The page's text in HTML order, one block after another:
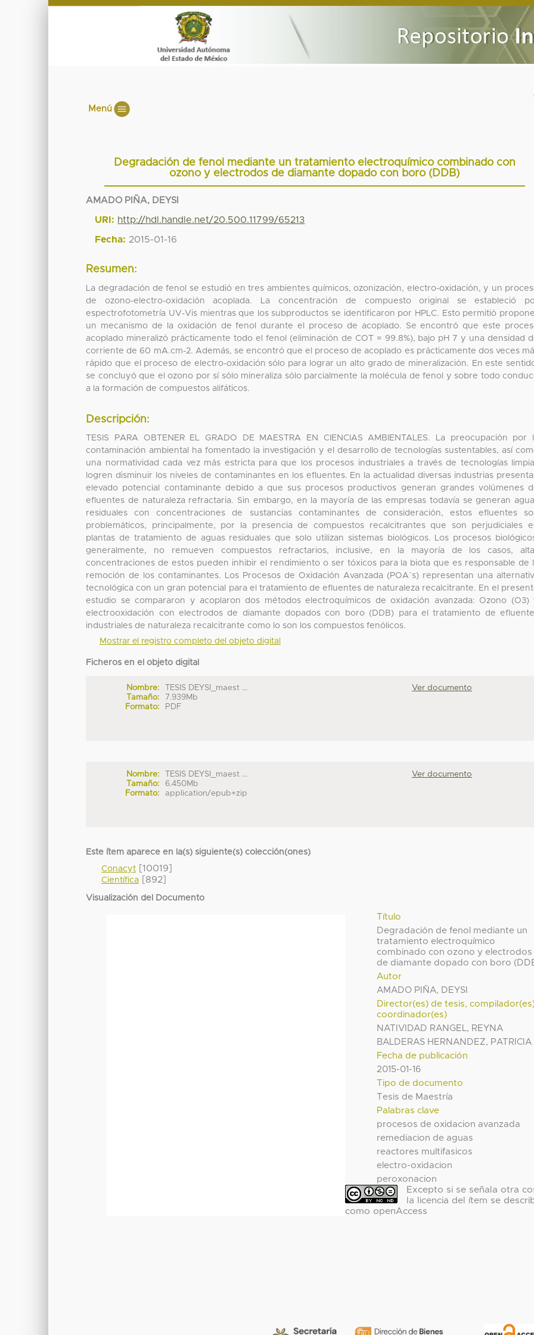
Menú
Degradación de fenol mediante un tratamiento electroquímico combinado con
ozono y electrodos de diamante dopado con boro (DDB)
AMADO PIÑA, DEYSI
URI: http://hdl.handle.net/20.500.11799/65213
Fecha: 2015-01-16
Resumen:
La degradación de fenol se estudió en tres ambientes químicos, ozonización, electro-oxidación, y un
de ozono-electro-oxidación acoplada. La concentración de compuesto original se estableció
espectrofotometría UV-Vis mientras que los subproductos se identificaron por HPLC. Esto permitió
un mecanismo de la oxidación de fenol durante el proceso de acoplado. Se encontró que este
acoplado mineralizó prácticamente todo el fenol (eliminación de COT = 99.8%), bajo pH 7 y una densidad
corriente de 60 mA.cm-2. Además, se encontró que el proceso de acoplado es prácticamente dos veces
rápido que el proceso de electro-oxidación sólo para lograr un alto grado de mineralización. En este
se concluyó que el ozono por sí sólo mineraliza sólo parcialmente la molécula de fenol y sobre todo
a la formación de compuestos alifáticos.
Descripción:
TESIS PARA OBTENER EL GRADO DE MAESTRA EN CIENCIAS AMBIENTALES. La preocupación por
contaminación ambiental ha fomentado la investigación y el desarrollo de tecnologías sustentables, así
una normatividad cada vez más estricta para que los procesos industriales a través de tecnologías
logren disminuir los niveles de contaminantes en los efluentes. En la actualidad diversas industrias
elevado potencial contaminante debido a que sus procesos productivos generan grandes volúmenes
efluentes de naturaleza refractaria. Sin embargo, en la mayoría de las empresas todavía se generan
residuales con concentraciones de sustancias contaminantes de consideración, estos efluentes
problemáticos, principalmente, por la presencia de compuestos recalcitrantes que son perjudiciales
plantas de tratamiento de aguas residuales que solo utilizan sistemas biológicos. Los procesos
generalmente, no remueven compuestos refractarios, inclusive, en la mayoría de los casos,
concentraciones de estos pueden inhibir el rendimiento o ser tóxicos para la biota que es responsable de
remoción de los contaminantes. Los Procesos de Oxidación Avanzada (POA´s) representan una
tecnológica con un gran potencial para el tratamiento de efluentes de naturaleza recalcitrante. En el
estudio se compararon y acoplaron dos métodos electroquímicos de oxidación avanzada: Ozono (O3)
electrooxidación con electrodos de diamante dopados con boro (DDB) para el tratamiento de
industriales de naturaleza recalcitrante como lo son los compuestos fenólicos.
Mostrar el registro completo del objeto digital
Ficheros en el objeto digital
Nombre:
TESIS DEYSI_maest ...
Tamaño:
7.939Mb
Formato:
PDF
Ver documento
Nombre:
TESIS DEYSI_maest ...
Tamaño:
6.450Mb
Formato:
application/epub+zip
Ver documento
Este ítem aparece en la(s) siguiente(s) colección(ones)
Conacyt [10019]
Científica [892]
Visualización del Documento
Título
Degradación de fenol mediante un
tratamiento electroquímico
combinado con ozono y electrodos
de diamante dopado con boro
Autor
AMADO PIÑA, DEYSI
Director(es) de tesis,
coordinador(es)
NATIVIDAD RANGEL, REYNA
BALDERAS HERNANDEZ, PATRICIA
Fecha de publicación
2015-01-16
Tipo de documento
Tesis de Maestría
Palabras clave
procesos de oxidacion avanzada
remediacion de aguas
reactores multifasicos
electro-oxidacion
peroxonacion
Excepto si se señala otra
la licencia del ítem se
como openAccess